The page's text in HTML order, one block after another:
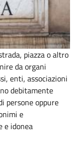
piazza o altro
da organi
enti, associazioni
debitamente
persone oppure
e
e idonea